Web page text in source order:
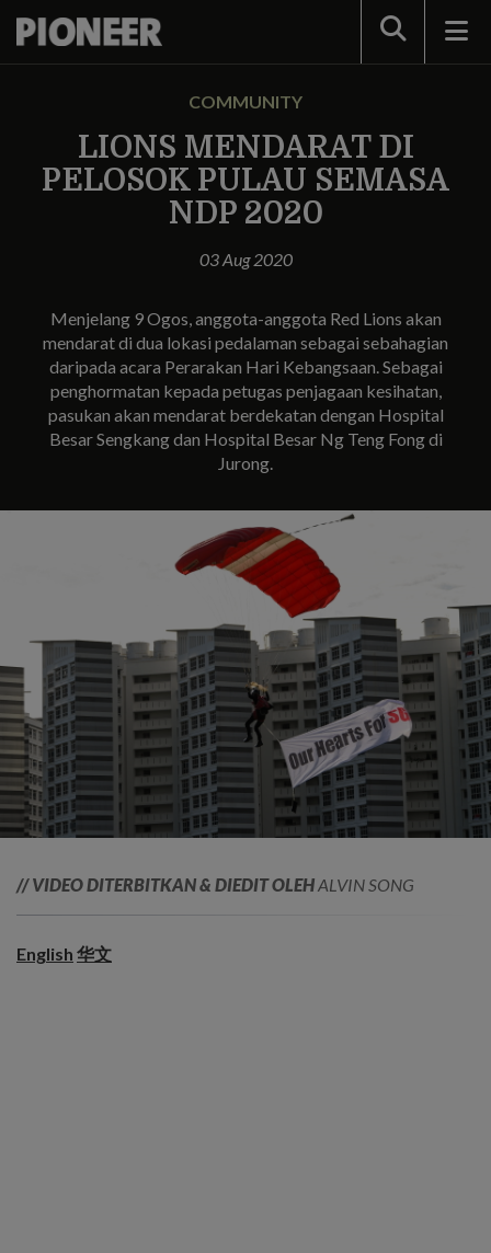
Search
COMMUNITY
LIONS MENDARAT DI
PELOSOK PULAU SEMASA
NDP 2020
03 Aug 2020
Menjelang 9 Ogos, anggota-anggota Red Lions akan
mendarat di dua lokasi pedalaman sebagai sebahagian
daripada acara Perarakan Hari Kebangsaan. Sebagai
penghormatan kepada petugas penjagaan kesihatan,
pasukan akan mendarat berdekatan dengan Hospital
Besar Sengkang dan Hospital Besar Ng Teng Fong di
Jurong.
// VIDEO DITERBITKAN & DIEDIT OLEH ALVIN SONG
English 华文